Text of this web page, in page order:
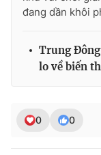
đang dần khôi
Trung
lo về biến
0 0